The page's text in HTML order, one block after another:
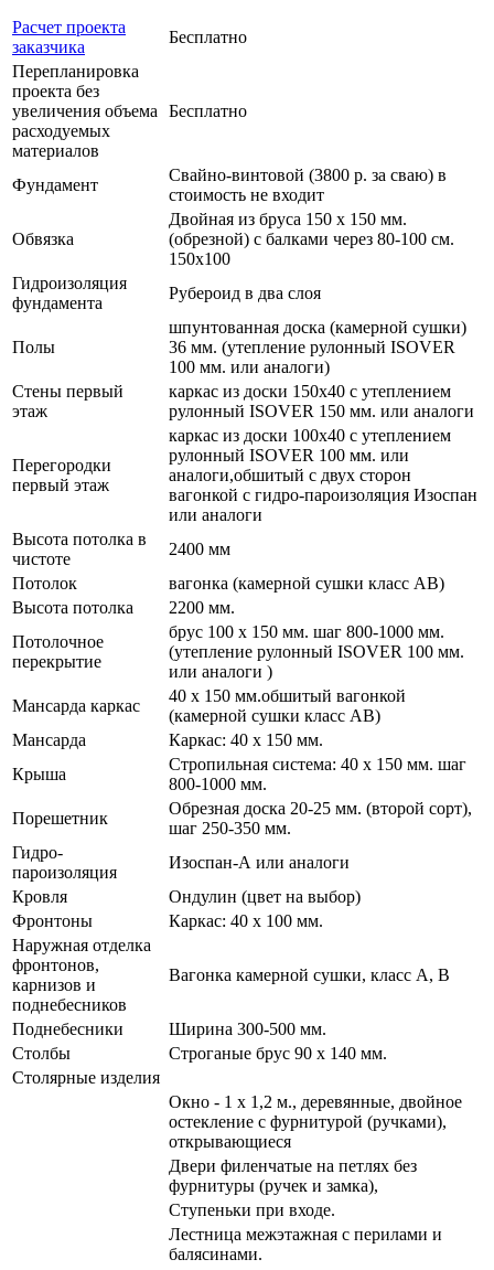
Расчет проекта
заказчика
Бесплатно
Перепланировка
проекта без
увеличения объема
расходуемых
материалов
Бесплатно
Фундамент
Свайно-винтовой (3800 р. за сваю) в
стоимость не входит
Обвязка
Двойная из бруса 150 х 150 мм.
(обрезной) с балками через 80-100 см.
150х100
Гидроизоляция
фундамента
Рубероид в два слоя
Полы
шпунтованная доска (камерной сушки)
36 мм. (утепление рулонный ISOVER
100 мм. или аналоги)
Стены первый
этаж
каркас из доски 150х40 с утеплением
рулонный ISOVER 150 мм. или аналоги
Перегородки
первый этаж
каркас из доски 100х40 с утеплением
рулонный ISOVER 100 мм. или
аналоги,обшитый с двух сторон
вагонкой с гидро-пароизоляция Изоспан
или аналоги
Высота потолка в
чистоте
2400 мм
Потолок
вагонка (камерной сушки класс АВ)
Высота потолка
2200 мм.
Потолочное
перекрытие
брус 100 х 150 мм. шаг 800-1000 мм.
(утепление рулонный ISOVER 100 мм.
или аналоги )
Мансарда каркас
40 х 150 мм.обшитый вагонкой
(камерной сушки класс АВ)
Мансарда
Каркас: 40 х 150 мм.
Крыша
Стропильная система: 40 х 150 мм. шаг
800-1000 мм.
Порешетник
Обрезная доска 20-25 мм. (второй сорт),
шаг 250-350 мм.
Гидро-
пароизоляция
Изоспан-А или аналоги
Кровля
Ондулин (цвет на выбор)
Фронтоны
Каркас: 40 х 100 мм.
Наружная отделка
фронтонов,
карнизов и
поднебесников
Вагонка камерной сушки, класс А, В
Поднебесники
Ширина 300-500 мм.
Столбы
Строганые брус 90 х 140 мм.
Столярные изделия
Окно - 1 х 1,2 м., деревянные, двойное
остекление с фурнитурой (ручками),
открывающиеся
Двери филенчатые на петлях без
фурнитуры (ручек и замка),
Ступеньки при входе.
Лестница межэтажная с перилами и
балясинами.